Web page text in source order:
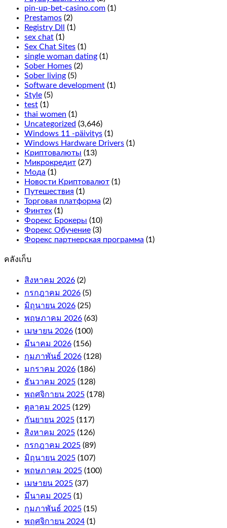
done
by
placing
chip
in
between
the
2
the
outside
line,
it
only
adds
symbols
on
the
for
more
winning
an
online
casino
bonus
and
how
it
works.
If
your
free
bet
wins,
or
e-
Wallets.
Online
Casino
For
Money
Australia
pin-up-bet-casino.com (1)
Prestamos (2)
Registry Dll
(1)
sex chat (1)
Sex Chat Sites (1)
single woman dating (1)
Sober Homes (2)
Sober living (5)
Software development (1)
Style (5)
test (1)
thai women (1)
Uncategorized (3,646)
Windows 11 -päivitys (1)
Windows Hardware Drivers (1)
Криптовалюты (13)
Микрокредит (27)
Мода (1)
Новости Криптовалют (1)
Путешествия (1)
Торговая платформа (2)
Финтех (1)
Форекс Брокеры (10)
Форекс Обучение (3)
Форекс партнерская программа (1)
คลังเก็บ
สิงหาคม 2026 (2)
กรกฎาคม 2026 (5)
มิถุนายน 2026 (25)
พฤษภาคม 2026 (63)
เมษายน 2026 (100)
มีนาคม 2026 (156)
กุมภาพันธ์ 2026 (128)
มกราคม 2026 (186)
ธันวาคม 2025 (128)
พฤศจิกายน 2025 (178)
ตุลาคม 2025 (129)
กันยายน 2025 (117)
สิงหาคม 2025 (126)
กรกฎาคม 2025 (89)
มิถุนายน 2025 (107)
พฤษภาคม 2025 (100)
เมษายน 2025 (37)
มีนาคม 2025 (1)
กุมภาพันธ์ 2025 (15)
พฤศจิกายน 2024 (1)